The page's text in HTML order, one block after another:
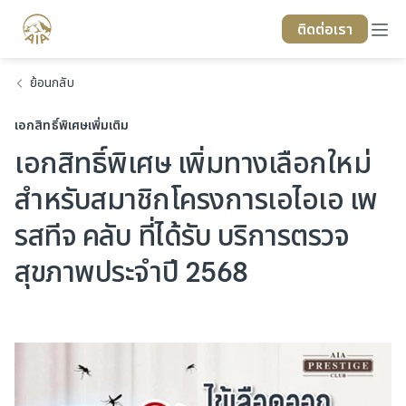
ติดต่อเรา
ย้อนกลับ
เอกสิทธิ์พิเศษเพิ่มเติม
เอกสิทธิ์พิเศษ เพิ่มทางเลือกใหม่
สำหรับสมาชิกโครงการเอไอเอ เพ
รสทีจ คลับ ที่ได้รับ บริการตรวจ
สุขภาพประจำปี 2568